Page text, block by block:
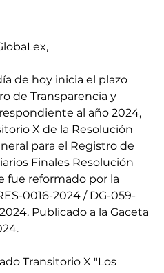
de hoy inicia el plazo
de Transparencia y
al año 2024,
X de la Resolución
para el Registro de
Finales Resolución
fue reformado por la
0016-2024 / DG-059-
Publicado a la Gaceta
Transitorio X "Los